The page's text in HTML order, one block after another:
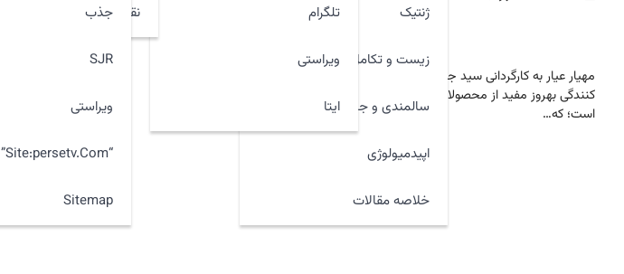
ژنتیک
زیست و تکامل
سالمندی و جوان سازی
اپیدمیولوژی
خلاصه مقالات
تلگرام
ویراستی
ایتا
نقشه سایت
جذب
SJR
ویراستی
“site:persetv.com”
Sitemap
مهیار عیار به کارگردانی سید جمال سید حاتمی و تهیه
کنندگی بهروز مفید از محصولات جدید سیما فیلم
است؛ که…